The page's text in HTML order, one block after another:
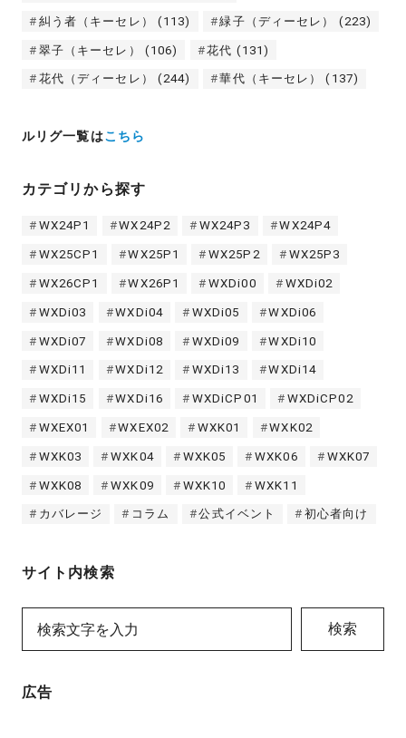
糾う者（キーセレ） (113) 緑子（ディーセレ） (223)
翠子（キーセレ） (106) 花代 (131)
花代（ディーセレ） (244) 華代（キーセレ） (137)
ルリグ一覧はこちら
カテゴリから探す
WX24P1 WX24P2 WX24P3 WX24P4
WX25CP1 WX25P1 WX25P2 WX25P3
WX26CP1 WX26P1 WXDi00 WXDi02
WXDi03 WXDi04 WXDi05 WXDi06
WXDi07 WXDi08 WXDi09 WXDi10
WXDi11 WXDi12 WXDi13 WXDi14
WXDi15 WXDi16 WXDiCP01 WXDiCP02
WXEX01 WXEX02 WXK01 WXK02
WXK03 WXK04 WXK05 WXK06 WXK07
WXK08 WXK09 WXK10 WXK11
カバレージ コラム 公式イベント 初心者向け
サイト内検索
検索
広告